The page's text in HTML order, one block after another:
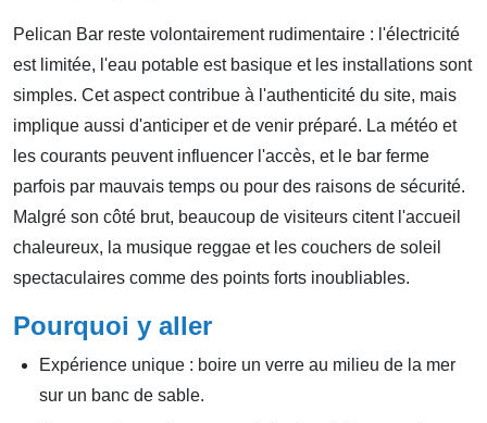
Pelican Bar reste volontairement rudimentaire : l'électricité
est limitée, l'eau potable est basique et les installations sont
simples. Cet aspect contribue à l'authenticité du site, mais
implique aussi d'anticiper et de venir préparé. La météo et
les courants peuvent influencer l'accès, et le bar ferme
parfois par mauvais temps ou pour des raisons de sécurité.
Malgré son côté brut, beaucoup de visiteurs citent l'accueil
chaleureux, la musique reggae et les couchers de soleil
spectaculaires comme des points forts inoubliables.
Pourquoi y aller
Expérience unique : boire un verre au milieu de la mer
sur un banc de sable.